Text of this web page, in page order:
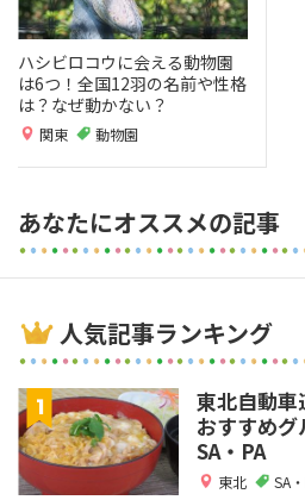
ハシビロコウに会える動物園
は6つ！全国12羽の名前や性格
は？なぜ動かない？
関東 動物園
あなたにオススメの記事
人気記事ランキング
東北自動
おすすめ
SA・PA
東北 SA